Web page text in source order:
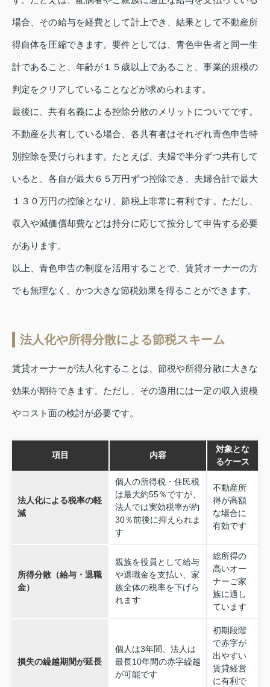
場合、その給与を経費として計上でき、結果として不動産所
得自体を圧縮できます。要件としては、青色申告者と同一生
計であること、年齢が１５歳以上であること、事業的規模の
判定をクリアしていることなどが求められます。
最後に、共有名義による控除分散のメリットについてです。
不動産を共有している場合、各共有者はそれぞれ青色申告特
別控除を受けられます。たとえば、夫婦で半分ずつ共有して
いると、各自が最大６５万円ずつ控除でき、夫婦合計で最大
１３０万円の控除となり、節税上非常に有利です。ただし、
収入や減価償却費などは持分に応じて按分して申告する必要
があります。
以上、青色申告の制度を活用することで、賃貸オーナーの方
でも無理なく、かつ大きな節税効果を得ることができます。
法人化や所得分散による節税スキーム
賃貸オーナーが法人化することは、節税や所得分散に大きな
効果が期待できます。ただし、その適用には一定の収入規模
やコスト面の検討が必要です。
項目 内容
対象とな
るケース
法人化による税率の軽
減
個人の所得税・住民税
は最大約55％ですが、
法人では実効税率が約
30％前後に抑えられま
す
不動産所
得が高額
な場合に
有効です
所得分散（給与・退職
金）
親族を役員として給与
や退職金を支払い、家
族全体の税率を下げら
れます
総所得の
高いオー
ナーご家
族に適し
ています
損失の繰越期間が延長
個人は3年間、法人は
最長10年間の赤字繰越
が可能です
初期段階
で赤字が
出やすい
賃貸経営
に有利で